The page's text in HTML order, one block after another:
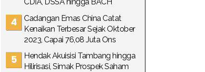
Cadangan Emas China Catat
Kenaikan Terbesar Sejak Oktober
2023, Capai 76,08 Juta Ons
Hendak Akuisisi Tambang hingga
Hilirisasi, Simak Prospek Saham